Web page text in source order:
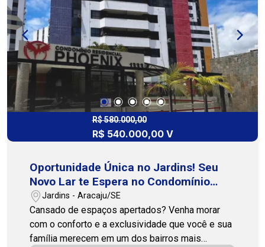
diferenciais, com fácil acesso à orla, praias,
restaurantes, supermercados e diversos
serviços essenciais, garantindo praticidade no
dia a dia. Uma ótima opção para morar ou investir.
COHAB Premium Imobiliária - PJ 208 (79) 3231-
3231 - WhatsApp 24h: (79) 99809-2358
R$ 580.000,00
R$ 540.000,00 V
Oportunidade Única no Jardins! Seu
Novo Lar te Espera no Condomínio
Phoenix!
Jardins - Aracaju/SE
Cansado de espaços apertados? Venha morar
com o conforto e a exclusividade que você e sua
família merecem em um dos bairros mais